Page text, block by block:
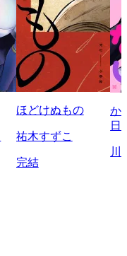
ほどけぬもの
祐木すずこ
完結
か
日
川